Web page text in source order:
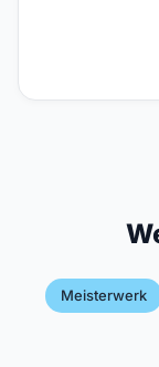
Meisterwerk